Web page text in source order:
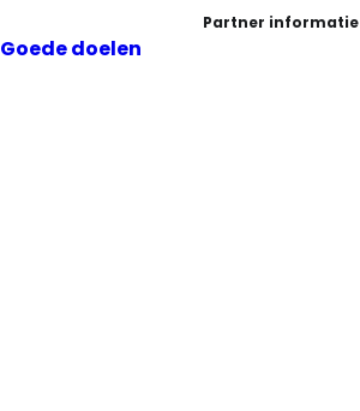
Partner informatie
Goede doelen